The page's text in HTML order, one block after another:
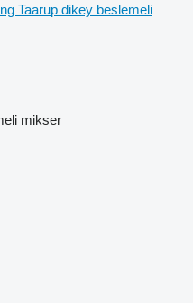
Taarup dikey beslemeli
mikser